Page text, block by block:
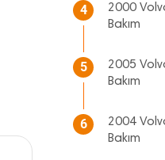
4
2000
Bakım
5
2005
Bakım
6
2004
Bakım